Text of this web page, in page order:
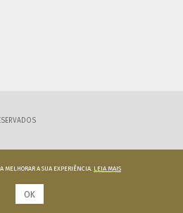
MELHORAR A SUA EXPERIÊNCIA. LEIA MAIS
OK